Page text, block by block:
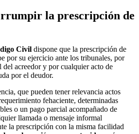
la prescripción de
Civil dispone que la prescripción de
por su ejercicio ante los tribunales, por
acreedor y por cualquier acto de
por el deudor.
que pueden tener relevancia actos
fehaciente, determinadas
o un pago parcial acompañado de
llamada o mensaje informal
la prescripción con la misma facilidad